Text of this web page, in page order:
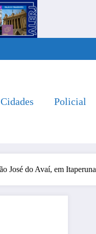
Cidades Policial
José do Avaí, em Itaperuna